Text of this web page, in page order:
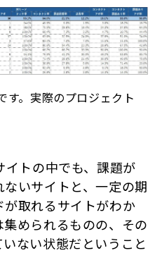
。実際のプロジェクト
イトの中でも、課題が
いサイトと、一定の期
取れるサイトがわか
められるものの、その
ない状態だということ